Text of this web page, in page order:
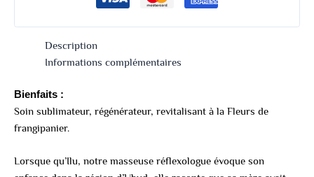
Description
Informations complémentaires
Bienfaits :
Soin sublimateur, régénérateur, revitalisant à la Fleurs de
frangipanier.
Lorsque qu’Ilu, notre masseuse réflexologue évoque son